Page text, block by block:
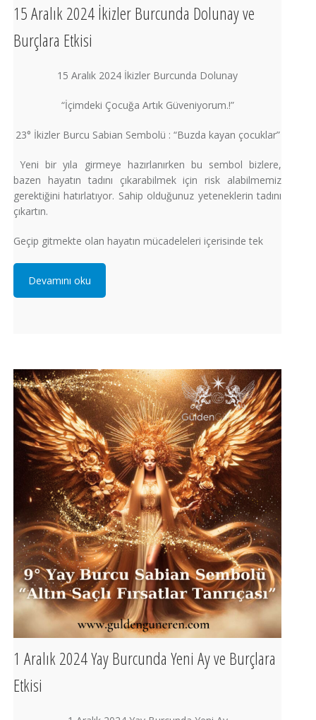
15 Aralık 2024 İkizler Burcunda Dolunay ve
Burçlara Etkisi
15 Aralık 2024 İkizler Burcunda Dolunay
“İçimdeki Çocuğa Artık Güveniyorum.!”
23° İkizler Burcu Sabian Sembolü : “Buzda kayan çocuklar”
Yeni bir yıla girmeye hazırlanırken bu sembol bizlere,
bazen hayatın tadını çıkarabilmek için risk alabilmemiz
gerektiğini hatırlatıyor. Sahip olduğunuz yeteneklerin tadını
çıkartın.
Geçip gitmekte olan hayatın mücadeleleri içerisinde tek
Devamını oku
1 Aralık 2024 Yay Burcunda Yeni Ay ve Burçlara
Etkisi